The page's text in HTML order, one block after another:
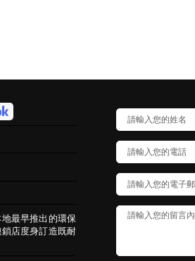
最早推出的環保
店度身訂造既耐